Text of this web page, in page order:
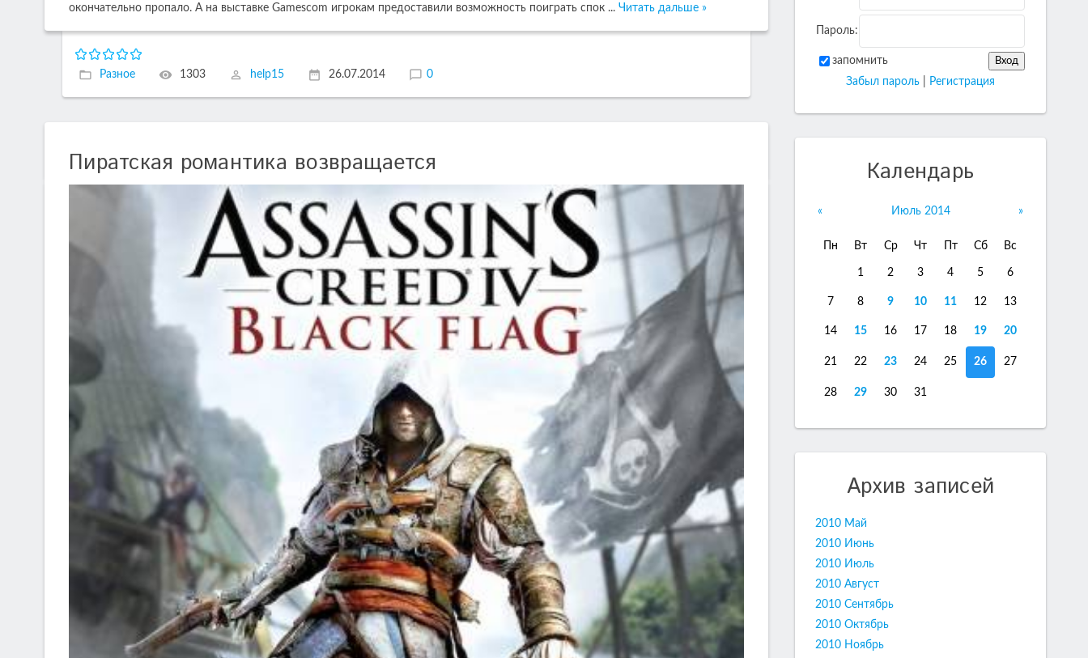
окончательно пропало. А на выставке Gamescom игрокам предоставили возможность поиграть спок ... Читать дальше »
Разное 1303 help15 26.07.2014 0
Пиратская романтика возвращается
Пароль:
запомнить
Забыл пароль
Регистрация
Календарь
« Июль 2014 »
Пн Вт Ср Чт Пт Сб Вс
1 2 3 4 5 6
7 8 9 10 11 12 13
14 15 16 17 18 19 20
21 22 23 24 25 26 27
28 29 30 31
Архив записей
2010 Май
2010 Июнь
2010 Июль
2010 Август
2010 Сентябрь
2010 Октябрь
2010 Ноябрь